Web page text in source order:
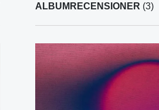
ALBUMRECENSIONER (3)